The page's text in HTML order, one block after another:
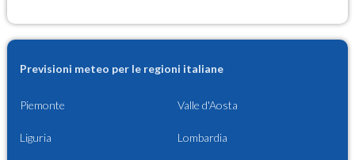
Previsioni meteo per le regioni italiane
Piemonte Valle d'Aosta
Liguria Lombardia